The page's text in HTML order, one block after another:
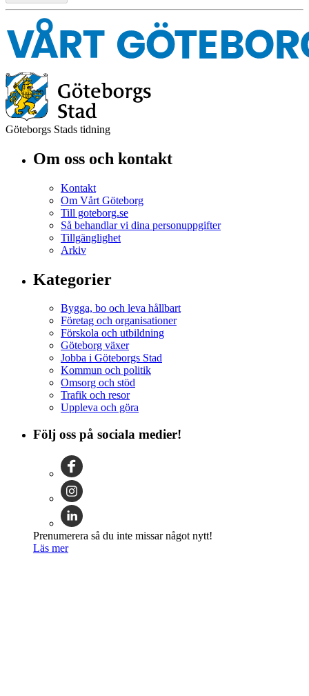
Göteborgs Stads tidning
Om oss och kontakt
Kontakt
Om Vårt Göteborg
Till goteborg.se
Så behandlar vi dina personuppgifter
Tillgänglighet
Arkiv
Kategorier
Bygga, bo och leva hållbart
Företag och organisationer
Förskola och utbildning
Göteborg växer
Jobba i Göteborgs Stad
Kommun och politik
Omsorg och stöd
Trafik och resor
Uppleva och göra
Följ oss på sociala medier!
Prenumerera så du inte missar något nytt!
Läs mer